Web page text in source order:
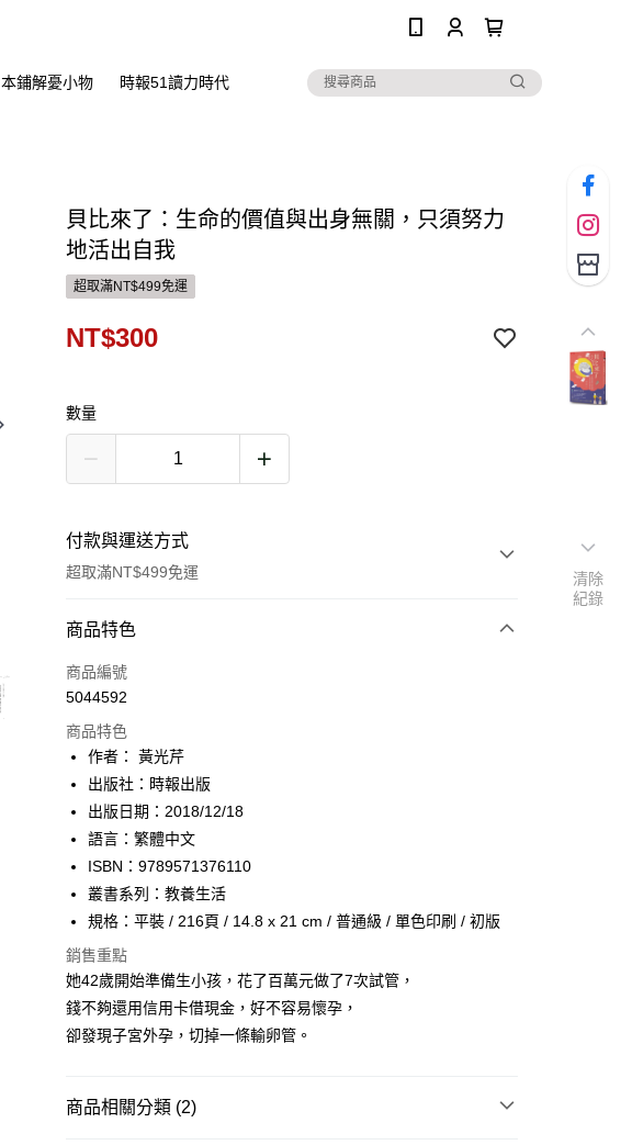
本鋪解憂小物 時報51讀力時代
貝比來了：生命的價值與出身無關，只須努力
地活出自我
超取滿NT$499免運
NT$300
數量
付款與運送方式
超取滿NT$499免運
付款方式
信用卡一次付款
運送方式
付款後全家取貨
每筆NT$60，滿NT$499(含以上)免運費
付款後7-11取貨
每筆NT$60，滿NT$499(含以上)免運費
宅配
每筆NT$100，滿NT$499(含以上)免運費
商品特色
商品編號
5044592
商品特色
作者： 黃光芹
出版社：時報出版
出版日期：2018/12/18
語言：繁體中文
ISBN：9789571376110
叢書系列：教養生活
規格：平裝 / 216頁 / 14.8 x 21 cm / 普通級 / 單色印刷 / 初版
銷售重點
她42歲開始準備生小孩，花了百萬元做了7次試管，
錢不夠還用信用卡借現金，好不容易懷孕，
卻發現子宮外孕，切掉一條輸卵管。
商品相關分類 (2)
清除
紀錄